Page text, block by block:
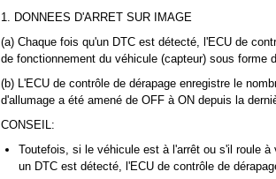
1. DONNEES D'ARRET SUR IMAGE
(a) Chaque fois qu'un DTC est détecté, l'ECU de
de fonctionnement du véhicule (capteur) sous forme
(b) L'ECU de contrôle de dérapage enregistre le
d'allumage a été amené de OFF à ON depuis la
CONSEIL:
Toutefois, si le véhicule est à l'arrêt ou s'il roule
un DTC est détecté, l'ECU de contrôle de